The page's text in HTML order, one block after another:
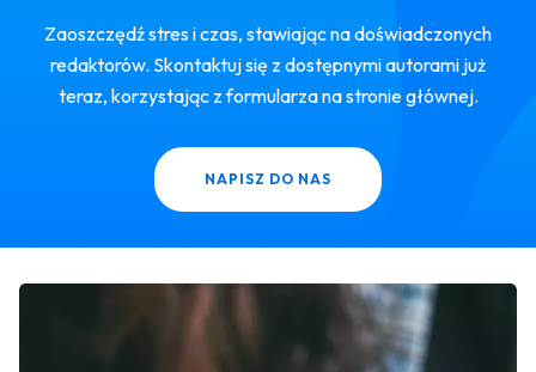
Zaoszczędź stres i czas, stawiając na doświadczonych
redaktorów. Skontaktuj się z dostępnymi autorami już
teraz, korzystając z formularza na stronie głównej.
NAPISZ DO NAS